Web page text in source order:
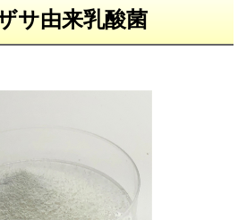
サ由来乳酸菌